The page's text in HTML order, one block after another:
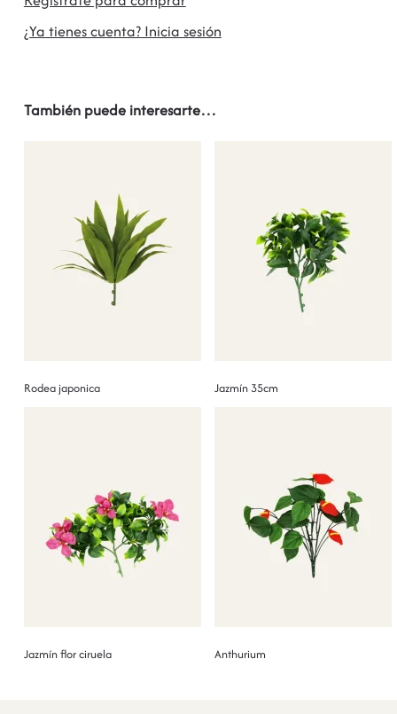
¿Ya tienes cuenta? Inicia sesión
También puede interesarte…
Rodea japonica Jazmín 35cm
Jazmín flor ciruela Anthurium